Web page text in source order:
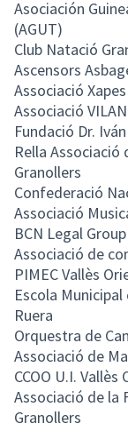
Asociación
(AGUT)
Club Natació
Ascensors
Associació
Associació
Fundació Dr.
Rella
Granollers
Confederació
Associació
BCN Legal Group
Associació de
PIMEC Vallès
Escola
Ruera
Orquestra de
Associació de
CCOO U.I.
Associació de la
Granollers